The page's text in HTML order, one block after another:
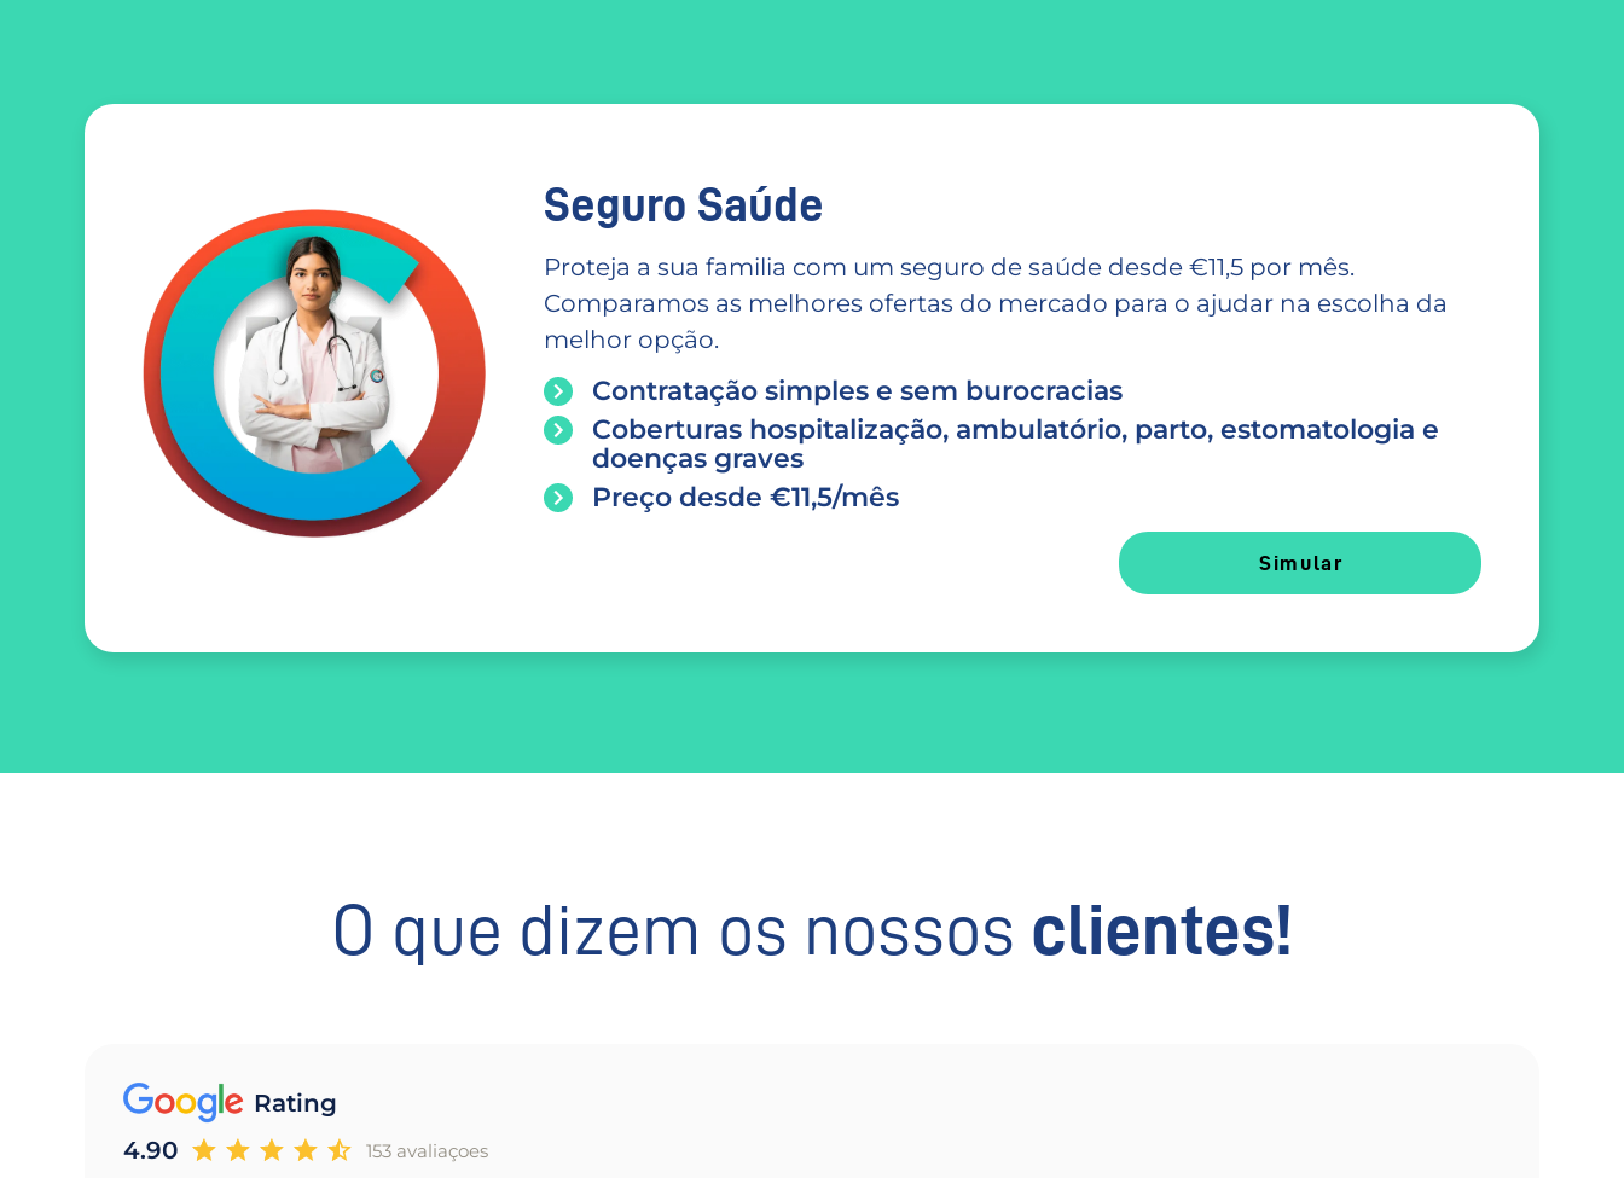
Seguro Saúde
Proteja a sua familia com um seguro de saúde desde €11,5 por mês.
Comparamos as melhores ofertas do mercado para o ajudar na escolha da
melhor opção.
Contratação simples e sem burocracias
Coberturas hospitalização, ambulatório, parto, estomatologia e
doenças graves
Preço desde €11,5/mês
Simular
O que dizem os nossos clientes!
Rating
4.90
153 avaliaçoes